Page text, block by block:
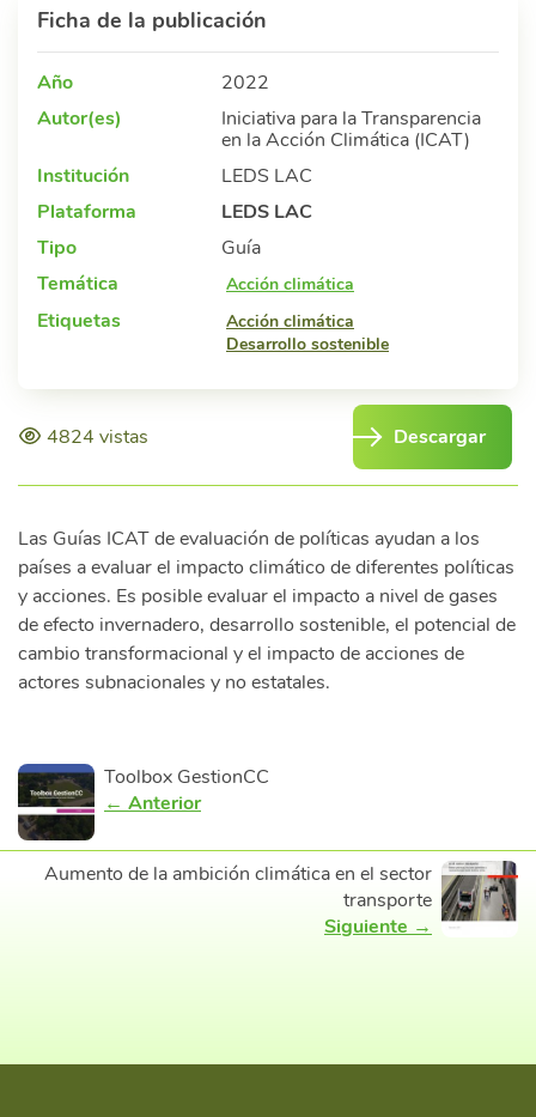
Ficha de la publicación
Año
2022
Autor(es)
Iniciativa para la Transparencia
en la Acción Climática (ICAT)
Institución
LEDS LAC
Plataforma
LEDS LAC
Tipo
Guía
Temática
Acción climática
Etiquetas
Acción climática
Desarrollo sostenible
4824 vistas Descargar
Las Guías ICAT de evaluación de políticas ayudan a los
países a evaluar el impacto climático de diferentes políticas
y acciones. Es posible evaluar el impacto a nivel de gases
de efecto invernadero, desarrollo sostenible, el potencial de
cambio transformacional y el impacto de acciones de
actores subnacionales y no estatales.
Toolbox GestionCC
← Anterior
Aumento de la ambición climática en el sector
transporte
Siguiente →